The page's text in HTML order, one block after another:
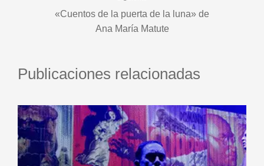
«Cuentos de la puerta de la luna» de
Ana María Matute
Publicaciones relacionadas